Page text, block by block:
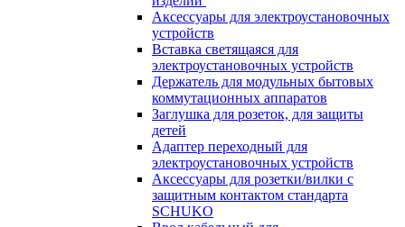
Аксессуары для электроустановочных
устройств
Вставка светящаяся для
электроустановочных устройств
Держатель для модульных бытовых
коммутационных аппаратов
Заглушка для розеток, для защиты
детей
Адаптер переходный для
электроустановочных устройств
Аксессуары для розетки/вилки с
защитным контактом стандарта
SCHUKO